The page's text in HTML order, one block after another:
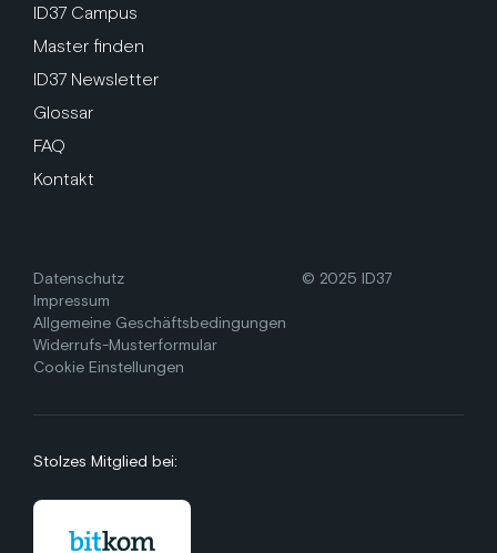
ID37 Campus
Master finden
ID37 Newsletter
Glossar
FAQ
Kontakt
Datenschutz
Impressum
Allgemeine Geschäftsbedingungen
Widerrufs-Musterformular
Cookie Einstellungen
© 2025 ID37
Stolzes Mitglied bei: